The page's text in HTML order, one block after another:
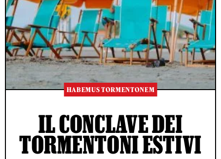
HABEMUS TORMENTONEM
IL CONCLAVE DEI
TORMENTONI ESTIVI